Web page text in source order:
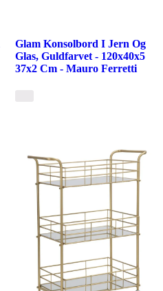
Glam Konsolbord I Jern Og
Glas, Guldfarvet - 120x40x5
37x2 Cm - Mauro Ferretti